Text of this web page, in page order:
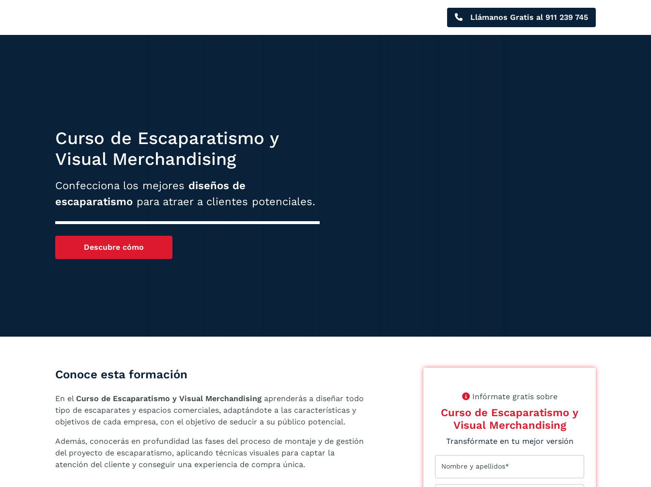
Llámanos Gratis al 911 239 745
Curso de Escaparatismo y
Visual Merchandising
Confecciona los mejores diseños de
escaparatismo para atraer a clientes potenciales.
Descubre cómo
Conoce esta formación
En el Curso de Escaparatismo y Visual Merchandising aprenderás a diseñar todo
tipo de escaparates y espacios comerciales, adaptándote a las características y
objetivos de cada empresa, con el objetivo de seducir a su público potencial.
Además, conocerás en profundidad las fases del proceso de montaje y de gestión
del proyecto de escaparatismo, aplicando técnicas visuales para captar la
atención del cliente y conseguir una experiencia de compra única.
Infórmate gratis sobre
Curso de Escaparatismo y
Visual Merchandising
Transfórmate en tu mejor versión
Nombre y apellidos*